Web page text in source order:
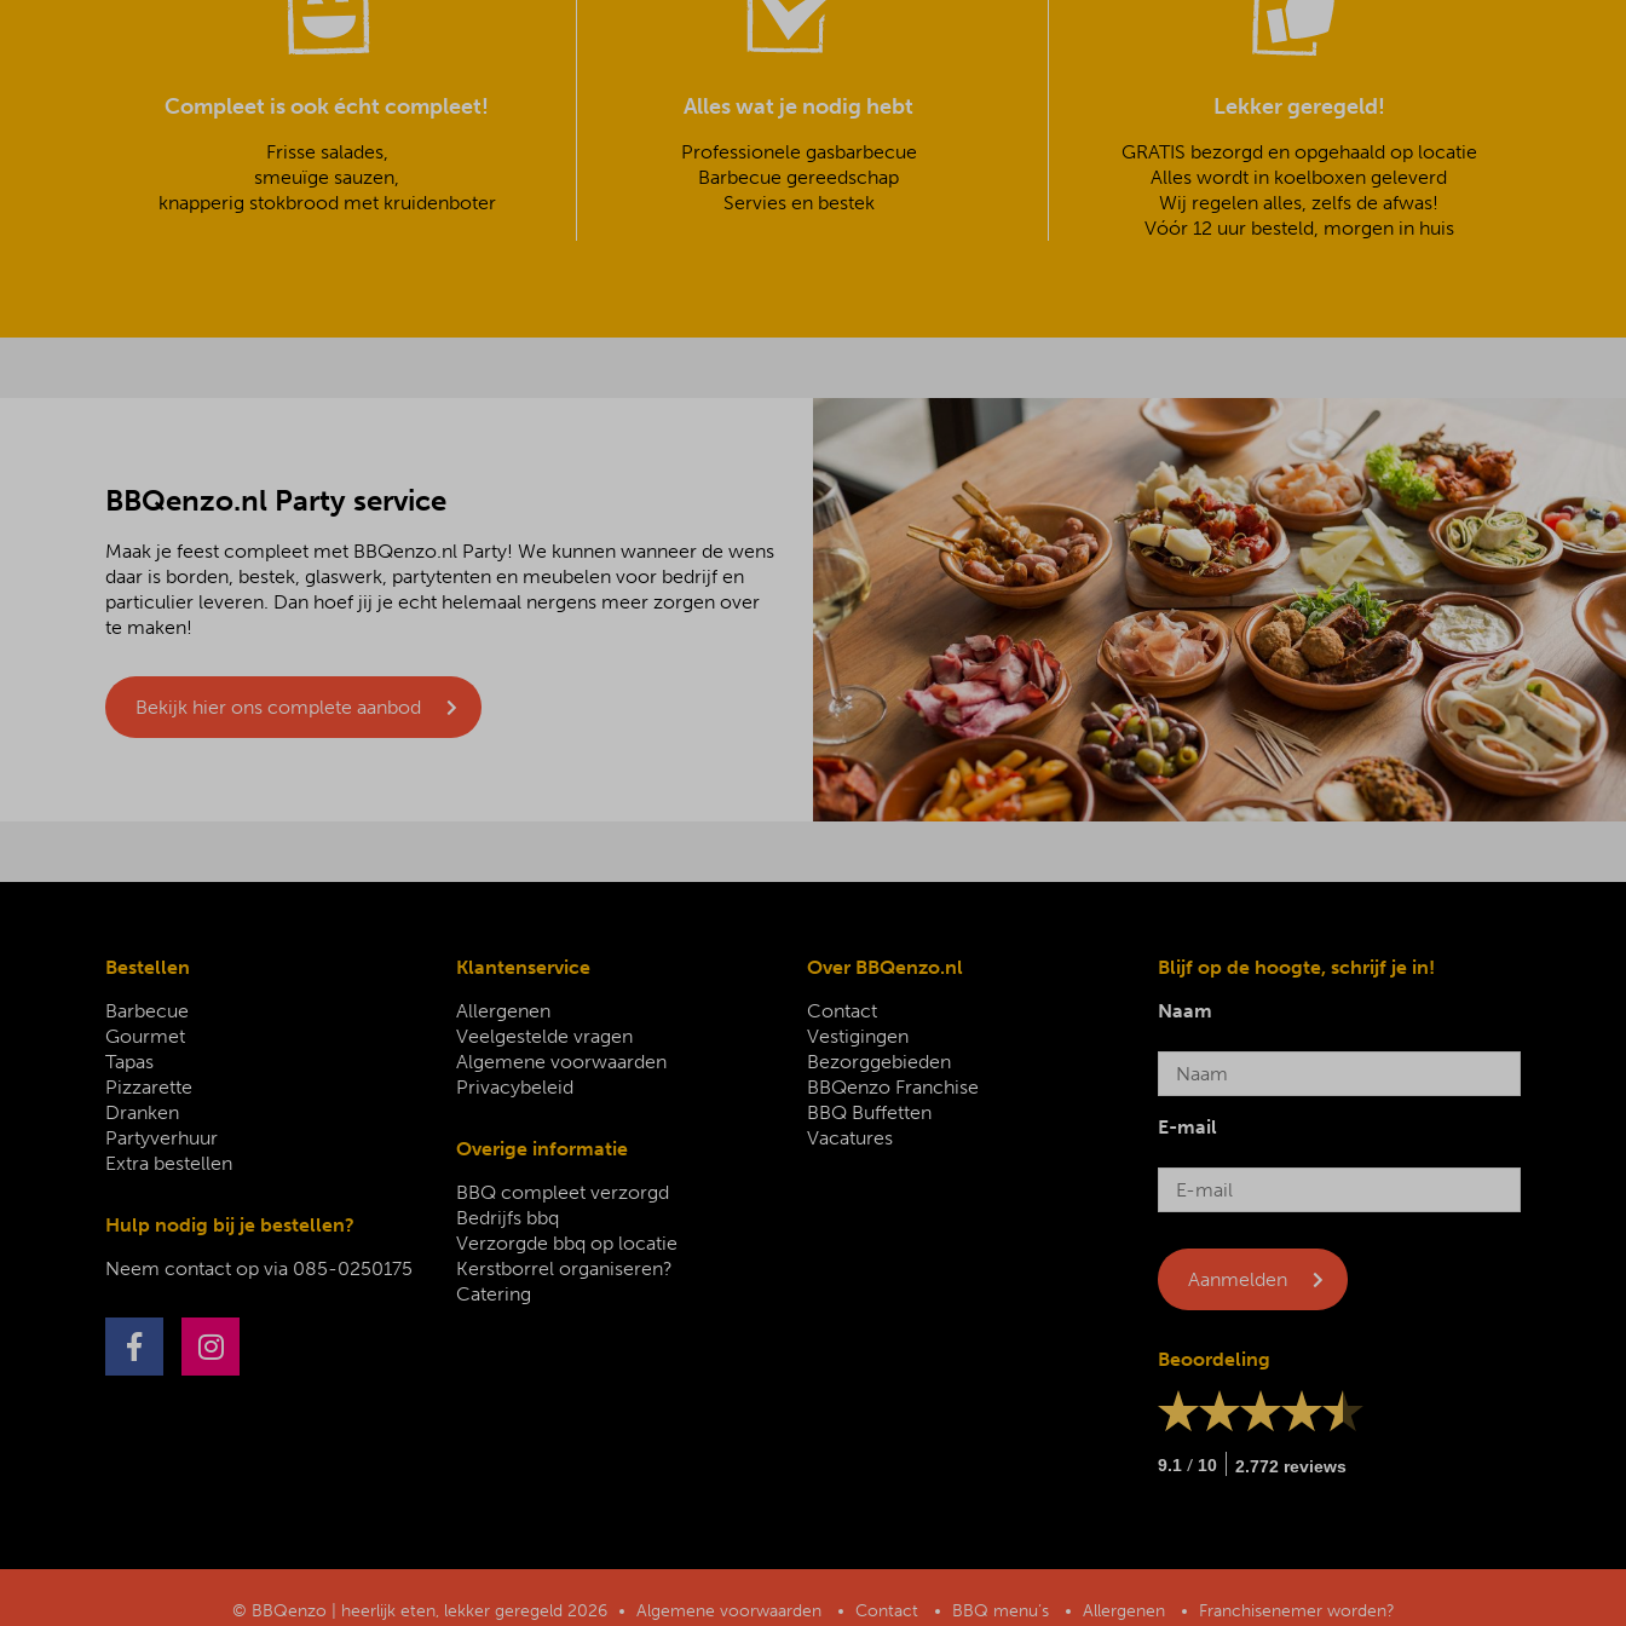
Compleet is ook écht compleet!
Frisse salades,
smeuïge sauzen,
knapperig stokbrood met kruidenboter
Alles wat je nodig hebt
Professionele gasbarbecue
Barbecue gereedschap
Servies en bestek
Lekker geregeld!
GRATIS bezorgd en opgehaald op locatie
Alles wordt in koelboxen geleverd
Wij regelen alles, zelfs de afwas!
Vóór 12 uur besteld, morgen in huis
BBQenzo.nl Party service
Maak je feest compleet met BBQenzo.nl Party! We kunnen wanneer de wens
daar is borden, bestek, glaswerk, partytenten en meubelen voor bedrijf en
particulier leveren. Dan hoef jij je echt helemaal nergens meer zorgen over
te maken!
Bekijk hier ons complete aanbod
Bestellen
Barbecue
Gourmet
Tapas
Pizzarette
Dranken
Partyverhuur
Extra bestellen
Hulp nodig bij je bestellen?
Neem contact op via 085-0250175
Klantenservice
Allergenen
Veelgestelde vragen
Algemene voorwaarden
Privacybeleid
Overige informatie
BBQ compleet verzorgd
Bedrijfs bbq
Verzorgde bbq op locatie
Kerstborrel organiseren?
Catering
Over BBQenzo.nl
Contact
Vestigingen
Bezorggebieden
BBQenzo Franchise
BBQ Buffetten
Vacatures
Blijf op de hoogte, schrijf je in!
Naam
E-mail
Beoordeling
9.1 / 10 2.772 reviews
© BBQenzo | heerlijk eten, lekker geregeld 2026 Algemene voorwaarden Contact BBQ menu’s Allergenen Franchisenemer worden?